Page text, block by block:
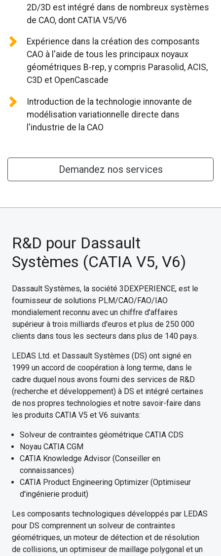
2D/3D est intégré dans de nombreux systèmes
de CAO, dont CATIA V5/V6
Expérience dans la création des composants
CAO à l'aide de tous les principaux noyaux
géométriques B-rep, y compris Parasolid, ACIS,
C3D et OpenCascade
Introduction de la technologie innovante de
modélisation variationnelle directe dans
l'industrie de la CAO
Demandez nos services
R&D pour Dassault
Systèmes (CATIA V5, V6)
Dassault Systèmes, la société 3DEXPERIENCE, est le
fournisseur de solutions PLM/CAO/FAO/IAO
mondialement reconnu avec un chiffre d'affaires
supérieur à trois milliards d'euros et plus de 250 000
clients dans tous les secteurs dans plus de 140 pays.
LEDAS Ltd. et Dassault Systèmes (DS) ont signé en
1999 un accord de coopération à long terme, dans le
cadre duquel nous avons fourni des services de R&D
(recherche et développement) à DS et intégré certaines
de nos propres technologies et notre savoir-faire dans
les produits CATIA V5 et V6 suivants:
Solveur de contraintes géométrique CATIA CDS
Noyau CATIA CGM
CATIA Knowledge Advisor (Conseiller en
connaissances)
CATIA Product Engineering Optimizer (Optimiseur
d'ingénierie produit)
Les composants technologiques développés par LEDAS
pour DS comprennent un solveur de contraintes
géométriques, un moteur de détection et de résolution
de collisions, un optimiseur de maillage polygonal et un